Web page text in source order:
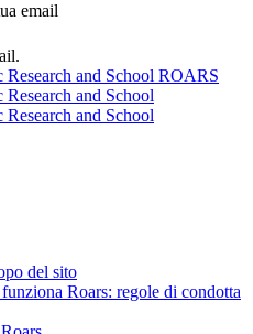
email
ROARS
del sito
Roars: regole di condotta